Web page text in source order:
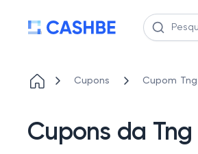
Cupons Cupom Tng
Cupons da